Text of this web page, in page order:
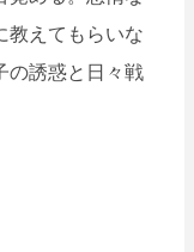
教えてもらいな
の誘惑と日々戦